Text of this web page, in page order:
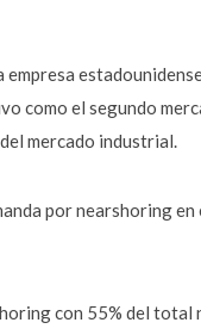
como el segundo
mercado industrial.
por nearshoring en
con 55% del total